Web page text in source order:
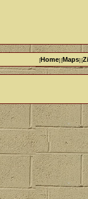
[Home] [Maps] [